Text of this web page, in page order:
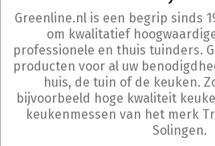
Menu
Greenline.nl is een begrip sinds
om kwalitatief
professionele en thuis tuinders.
producten voor al uw
huis, de tuin of de keuken.
bijvoorbeeld hoge kwaliteit
keukenmessen van het merk
Solingen.